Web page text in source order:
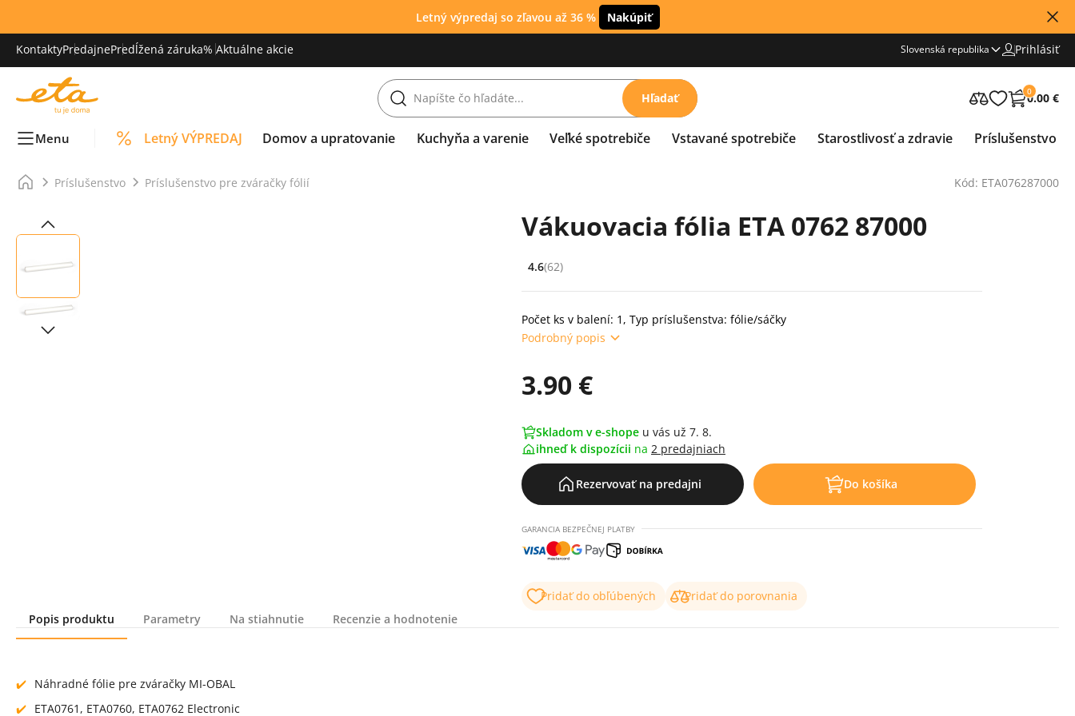
Letný výpredaj so zľavou až 36 % Nakúpiť
KontaktyPredajnePredĺžená záruka% Aktuálne akcie Slovenská republika Prihlásiť
Hľadať 0
0.00 €
Menu Letný VÝPREDAJ Domov a upratovanie Kuchyňa a varenie Veľké spotrebiče Vstavané spotrebiče Starostlivosť a zdravie Príslušenstvo
Príslušenstvo Príslušenstvo pre zváračky fólií Kód: ETA076287000
Vákuovacia fólia ETA 0762 87000
Hodnocení: 4.6 z 5 (62 recenzí)
4.6(62)
Počet ks v balení: 1, Typ príslušenstva: fólie/sáčky
Podrobný popis
3.90 €
Skladom v e-shope u vás už 7. 8.
ihneď k dispozícii na 2 predajniach
Rezervovať na predajni Do košíka
GARANCIA BEZPEČNEJ PLATBY
Pridať do obľúbených
Pridať do porovnania
Popis produktu
Parametry Na stiahnutie Recenzie a hodnotenie
Náhradné fólie pre zváračky MI-OBAL
ETA0761, ETA0760, ETA0762 Electronic